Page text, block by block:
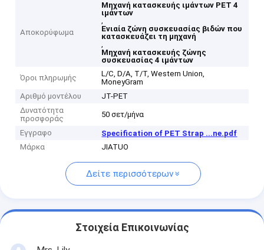
Αποκορύφωμα
Μηχανή κατασκευής ιμάντων PET 4
ιμάντων
,
Ενιαία ζώνη συσκευασίας βιδών που
κατασκευάζει τη μηχανή
,
Μηχανή κατασκευής ζώνης
συσκευασίας 4 ιμάντων
Όροι πληρωμής
L/C, D/A, T/T, Western Union,
MoneyGram
Αριθμό μοντέλου
JT-PET
Δυνατότητα
προσφοράς
50 σετ/μήνα
Εγγραφο
Specification of PET Strap ...ne.pdf
Μάρκα
JIATUO
Δείτε περισσότερων
Στοιχεία Επικοινωνίας